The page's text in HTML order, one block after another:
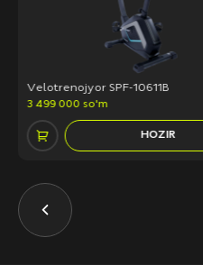
Velotrenojyor SPF-10611B
3 499 000 so'm
HOZIR